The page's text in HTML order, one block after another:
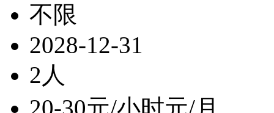
不限
2028-12-31
2人